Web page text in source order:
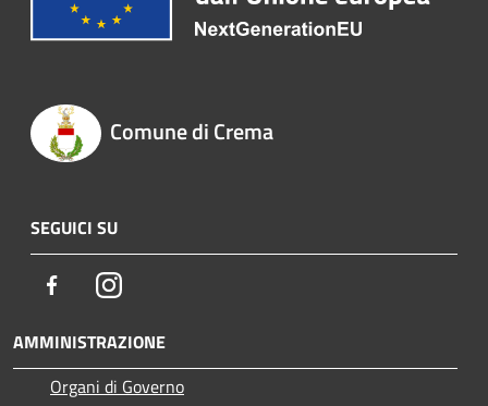
Comune di Crema
SEGUICI SU
FacebookInstagram
AMMINISTRAZIONE
Organi di Governo